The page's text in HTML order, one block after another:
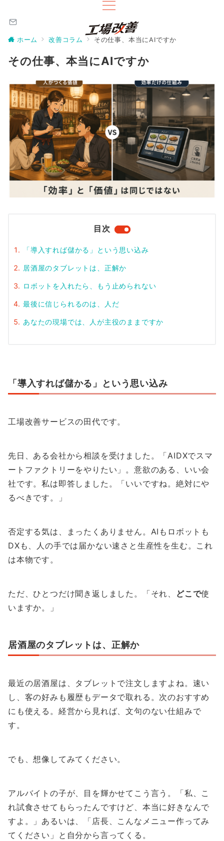
ホーム 改善コラム その仕事、本当にAIですか
その仕事、本当にAIですか
目次
「導入すれば儲かる」という思い込み
居酒屋のタブレットは、正解か
ロボットを入れたら、もう止められない
最後に信じられるのは、人だ
あなたの現場では、人が主役のままですか
「導入すれば儲かる」という思い込み
工場改善サービスの田代です。
先日、ある会社から相談を受けました。「AIDXでスマ
ートファクトリーをやりたい」。意欲のある、いい会
社です。私は即答しました。「いいですね。絶対にや
るべきです。」
否定する気は、まったくありません。AIもロボットも
DXも、人の手では届かない速さと生産性を生む。これ
は本物です。
ただ、ひとつだけ聞き返しました。「それ、 どこで使
いますか。」
居酒屋のタブレットは、正解か
最近の居酒屋は、タブレットで注文しますよね。速い
し、客の好みも履歴もデータで取れる。次のおすすめ
にも使える。経営から見れば、文句のない仕組みで
す。
でも、想像してみてください。
アルバイトの子が、目を輝かせてこう言う。「私、こ
れ試食させてもらったんですけど、本当に好きなんで
すよ。」あるいは、「店長、こんなメニュー作ってみ
てください」と自分から言ってくる。